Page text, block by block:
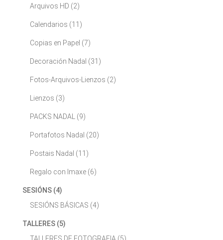
Arquivos HD (2)
Calendarios (11)
Copias en Papel (7)
Decoración Nadal (31)
Fotos-Arquivos-Lienzos (2)
Lienzos (3)
PACKS NADAL (9)
Portafotos Nadal (20)
Postais Nadal (11)
Regalo con Imaxe (6)
SESIÓNS (4)
SESIÓNS BÁSICAS (4)
TALLERES (5)